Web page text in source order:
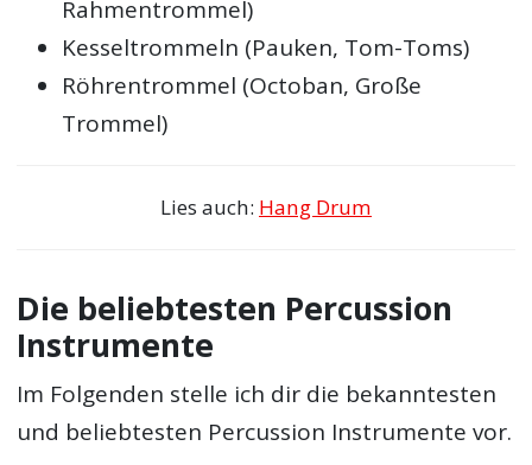
Rahmentrommel)
Kesseltrommeln (Pauken, Tom-Toms)
Röhrentrommel (Octoban, Große
Trommel)
Lies auch: Hang Drum
Die beliebtesten Percussion
Instrumente
Im Folgenden stelle ich dir die bekanntesten
und beliebtesten Percussion Instrumente vor.